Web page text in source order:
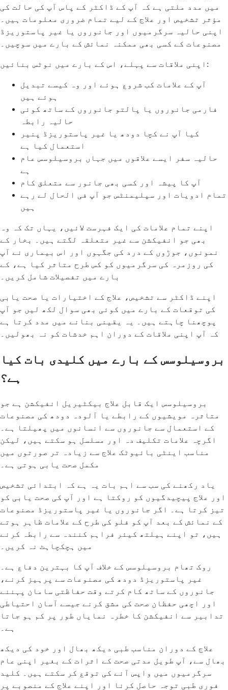
میں مدد ملتی ہے کہ آپ کے ڈاکٹر کے پاس آپ کی حالت کی
مؤثر تشخیص اور علاج کے لیے تمام ضروری معلومات ہیں۔
اپنی حالیہ سرگرمیوں اور جانوروں یا غیر پاستوریزڈ
مصنوعات کے کسی بھی ممکنہ نمائش کے بارے میں سوچیں۔
اپنی ملاقات سے پہلے، اس کے بارے میں نوٹس بنائیں:
آپ کے علامات کب شروع ہوئے اور وہ کیسے تبدیل
ہوئے ہیں
فارمی جانوروں یا پالتو جانوروں کے ساتھ کوئی
حالیہ رابطہ
کیا آپ نے کچا دودھ یا غیر پاستوریزڈ پنیر
استعمال کیا ہے
حالیہ سفر ایسے علاقوں میں جہاں بروسیلوسس عام
ہے
آپ کا پیشہ اور کسی بھی جانور سے متعلق کام
تمام ادویات اور سپلیمنٹس جو آپ فی الحال لے رہے
ہیں
اپنے تمام علامات کی ایک فہرست لائیں، یہاں تک کہ وہ
بھی جو انفیکشن سے غیر متعلقہ لگتے ہیں۔ بخار کے
نمونوں، جوڑوں کے درد کی جگہوں اور اس بیماری نے آپ
کی روزمرہ کی سرگرمیوں کو کس طرح متاثر کیا ہے، کے
بارے میں تفصیلات شامل کریں۔
اپنے ڈاکٹر سے تشخیص، علاج کے اختیارات یا صحت یابی
کی توقعات کے بارے میں کوئی بھی سوال لکھ لیں جو آپ
پوچھنا چاہتے ہیں۔ یہ یقینی بنانے میں مدد کرتا ہے
کہ آپ اپنی ملاقات کے دوران اہم خدشات کو نہ بھولیں۔
بروسیلوسس کے بارے میں کلیدی بات کیا
ہے؟
بروسیلوسس ایک قابل علاج بیکٹیریل انفیکشن ہے جو
متاثرہ مویشیوں کے رابطے یا آلودہ دودھ کی مصنوعات
کے استعمال سے جانوروں سے انسانوں میں پھیلتا ہے۔
اگرچہ علامات تکلیف دہ اور مسلسل ہو سکتے ہیں، لیکن
مناسب اینٹی بائیوٹک علاج سے زیادہ تر صورتوں میں
مکمل صحت یابی ہوتی ہے۔
یاد رکھنے کی سب سے اہم بات یہ ہے کہ ابتدائی تشخیص
اور علاج پیچیدگیوں کو روکتا ہے اور آپ کی صحت یابی کو
تیز کرتا ہے۔ اگر جانوروں یا غیر پاستوریزڈ مصنوعات
کے نمائش کے بعد آپ کو فلو کی طرح کے علامات ظاہر ہوتے
ہیں، تو اپنے ہیلتھ کیئر فراہم کنندہ سے رابطہ کرنے
میں ہچکچاہٹ نہ کریں۔
روک تھام بروسیلوسس کے خلاف آپ کا بہترین دفاع ہے۔
غیر پاستوریزڈ دودھ کی مصنوعات سے پرہیز کرنے،
جانوروں کے ساتھ کام کرتے وقت حفاظتی سامان پہننے
اور اچھی حفظان صحت کی مشق کرنے جیسے آسان احتیاطی
تدابیر سے انفیکشن کا خطرہ نمایاں طور پر کم ہو جاتا
ہے۔
علاج کے دوران مناسب طبی دیکھ بھال اور خود کی دیکھ
بھال سے، آپ طویل مدتی صحت کے اثرات کے بغیر اپنی عام
سرگرمیوں میں واپس آنے کی توقع کر سکتے ہیں۔ کلید
فوری طبی توجہ حاصل کرنا اور اپنے علاج کے منصوبے پر